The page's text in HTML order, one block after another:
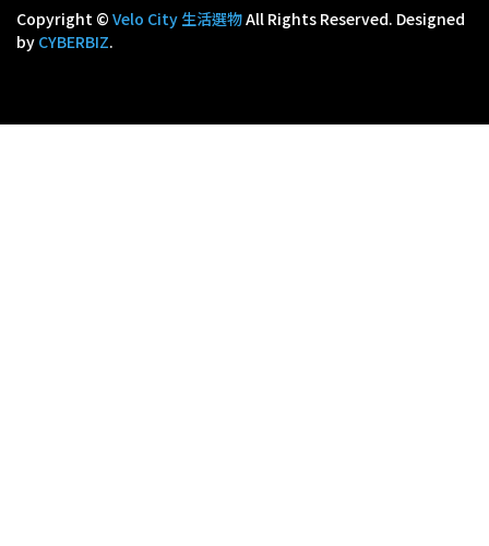
Copyright © Velo City 生活選物All Rights Reserved. Designed
by CYBERBIZ.